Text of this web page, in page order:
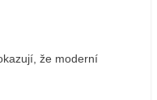
že moderní